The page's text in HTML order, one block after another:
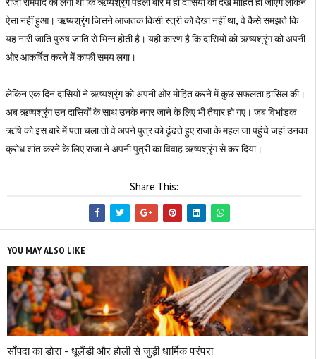
ऐसा नहीं हुआ। ऋष्यश्रृंग जिसने आजतक किसी स्त्री को देखा नहीं था, वे कैसे समझते कि
यह नारी जाति पुरुष जाति से भिन्न होती है। यही कारण है कि दासियों को ऋष्यश्रृंग को अपनी
ओर आकर्षित करने में काफी समय लगा।
लेकिन एक दिन दासियों ने ऋष्यश्रृंग को अपनी ओर मोहित करने में कुछ सफलता हासिल की।
अब ऋष्यश्रृंग उन दासियों के साथ उनके नगर जाने के लिए भी तैयार हो गए। जब विभांडक
ऋषि को इस बारे में पता चला तो वे अपने पुत्र को ढूंढते हुए राजा के महल जा पहुंचे जहां उनका
क्रोध शांत करने के लिए राजा ने अपनी पुत्री का विवाह ऋष्यश्रृंग से कर दिया।
Share This:
YOU MAY ALSO LIKE
साँपदा का डोरा – धूलैंडी और होली से जुड़ी धार्मिक परंपरा